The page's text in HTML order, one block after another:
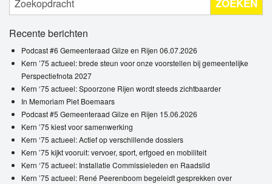
ZOEKEN
Recente berichten
Podcast #6 Gemeenteraad Gilze en Rijen 06.07.2026
Kern ’75 actueel: brede steun voor onze voorstellen bij gemeentelijke
Perspectiefnota 2027
Kern ‘75 actueel: Spoorzone Rijen wordt steeds zichtbaarder
In Memoriam Piet Boemaars
Podcast #5 Gemeenteraad Gilze en Rijen 15.06.2026
Kern ’75 kiest voor samenwerking
Kern ‘75 actueel: Actief op verschillende dossiers
Kern ’75 kijkt vooruit: vervoer, sport, erfgoed en mobiliteit
Kern ‘75 actueel: Installatie Commissieleden en Raadslid
Kern ’75 actueel: René Peerenboom begeleidt gesprekken over